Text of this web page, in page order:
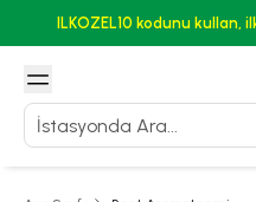
ILKOZEL10 kodunu kullan,